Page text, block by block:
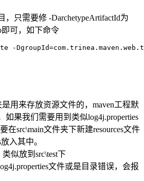
，只需要修 -DarchetypeArtifactId为
即可，如下命令
-
是用来存放资源文件的，maven工程默
如果我们需要用到类似log4j.properties
在src\main文件夹下新建resources文件
入其中。
似放到src\test下
文件或是目录错误，会报